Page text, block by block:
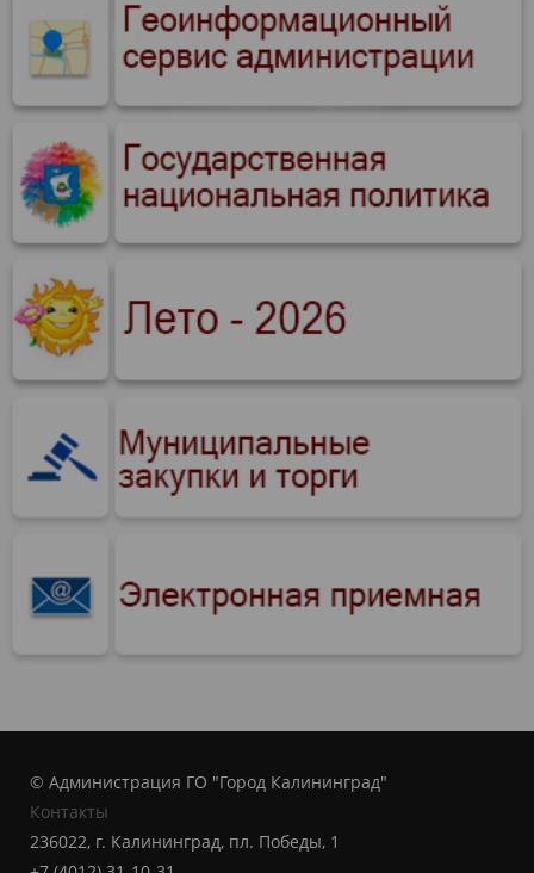
© Администрация ГО "Город Калининград"
Контакты
236022, г. Калининград, пл. Победы, 1